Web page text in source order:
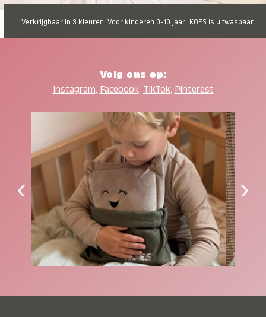
Verkrijgbaar in 3 kleuren Voor kinderen 0-10 jaar KOES is uitwasbaar
Volg ons op:
Instagram, Facebook, TikTok, Pinterest
‹ ›